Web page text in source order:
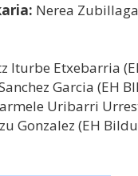
: Nerea
Iturbe Etxebarria
Garcia (EH
Uribarri
Gonzalez (EH